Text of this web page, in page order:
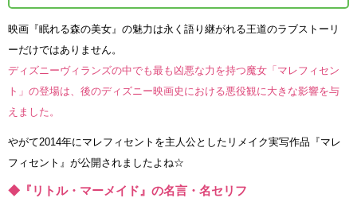
映画『眠れる森の美女』の魅力は永く語り継がれる王道のラブストーリ
ーだけではありません。
ディズニーヴィランズの中でも最も凶悪な力を持つ魔女「マレフィセン
ト」の登場は、後のディズニー映画史における悪役観に大きな影響を与
えました。
やがて2014年にマレフィセントを主人公としたリメイク実写作品『マレ
フィセント』が公開されましたよね☆
◆『リトル・マーメイド』の名言・名セリフ